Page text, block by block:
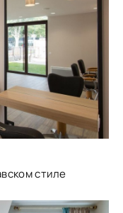
стиле